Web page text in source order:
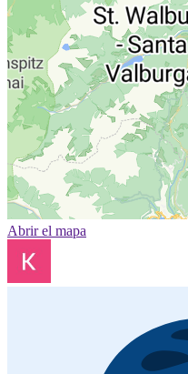
Abrir el mapa